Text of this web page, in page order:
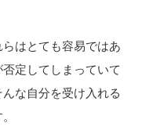
はとても容易ではあ
定してしまっていて
な自分を受け入れる